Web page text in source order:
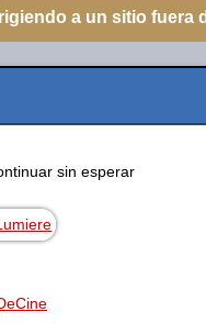
a un sitio fuera
sin esperar